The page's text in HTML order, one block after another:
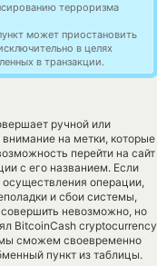
терроризма
может приостановить
в целях
в транзакции.
ручной или
на метки, которые
перейти на сайт
с его названием. Если
операции,
и сбои системы,
невозможно, но
BitcoinCash cryptocurrency
мы сможем своевременно
пункт из таблицы.